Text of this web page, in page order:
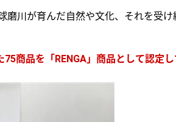
磨川が育んだ自然や文化、それを受
商品を「RENGA」商品として認定し